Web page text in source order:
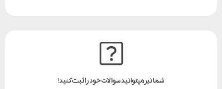
شما نیز میتوانید سوالات خود را ثبت کنید!